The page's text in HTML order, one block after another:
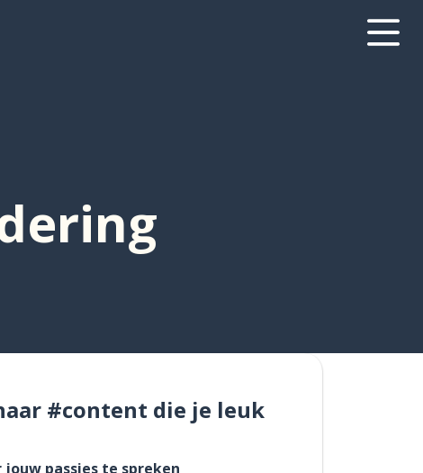
#content die je leuk
jouw passies te spreken